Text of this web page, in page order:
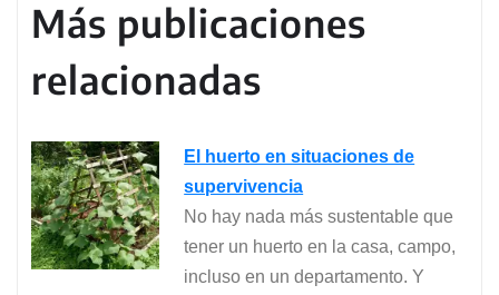
Más publicaciones
relacionadas
El huerto en situaciones de
supervivencia
No hay nada más sustentable que
tener un huerto en la casa, campo,
incluso en un departamento. Y